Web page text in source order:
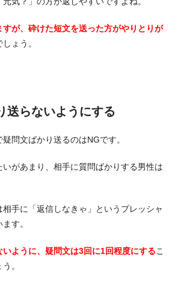
すが、砕けた短文を送った方がやりとりが
ょう。
送らないようにする
問文ばかり送るのはNGです。
があまり、相手に質問ばかりする男性は
相手に「返信しなきゃ」というプレッシャ
す。
ように、疑問文は3回に1回程度にするこ
。